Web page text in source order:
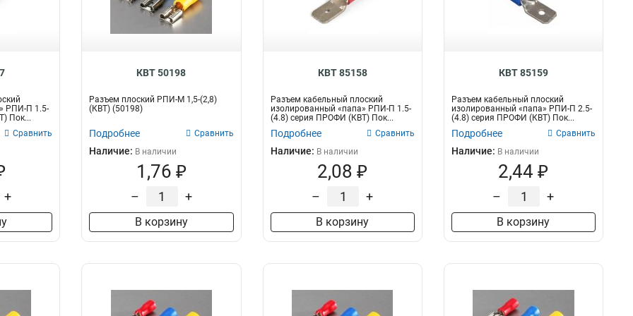
58х18.5х20.4
48х16.4х17.4
137.3х16.6х22.5
250х45.6х30.6 1
204.5х27.2х32.6 3
185.5х24х29.2
164.5х19х25.3
137.3х17.7х22.7
91.4х10.8х15.6
80х10х41.5 4
РПИ-П 1.5-
Пок...
Сравнить
+
КВТ 50198
Разъем плоский РПИ-М 1,5-(2,8)
(КВТ) (50198)
Подробнее Сравнить
Наличие: В наличии
1,76 ₽
– +
В корзину
КВТ 85158
Разъем кабельный плоский
изолированный «папа» РПИ-П 1.5-
(4.8) серия ПРОФИ (КВТ) Пок...
Подробнее Сравнить
Наличие: В наличии
2,08 ₽
– +
В корзину
КВТ 85159
Разъем кабельный плоский
изолированный «папа» РПИ-П 2.5-
(4.8) серия ПРОФИ (КВТ) Пок...
Подробнее Сравнить
Наличие: В наличии
2,44 ₽
– +
В корзину